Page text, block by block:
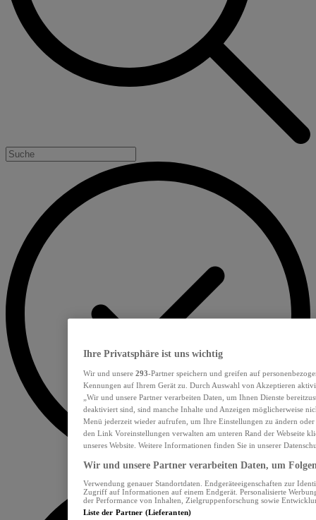
Ihre Privatsphäre ist uns wichtig
Wir und unsere 293-Partner speichern und greifen auf
Kennungen auf Ihrem Gerät zu. Durch Auswahl von Akzeptieren
„Wir und unsere Partner verarbeiten Daten, um Ihnen Dienste
deaktiviert sind, sind manche Inhalte und Anzeigen möglicherweise
Menü jederzeit wieder aufrufen, um Ihre Einstellungen zu ändern
den Link Voreinstellungen verwalten am unteren Rand der Webseite
unseres Website. Weitere Informationen finden Sie in unserer
Wir und unsere Partner verarbeiten Daten, um
Verwendung genauer Standortdaten. Endgeräteeigenschaften zur
Zugriff auf Informationen auf einem Endgerät. Personalisierte
der Performance von Inhalten, Zielgruppenforschung sowie
Liste der Partner (Lieferanten)